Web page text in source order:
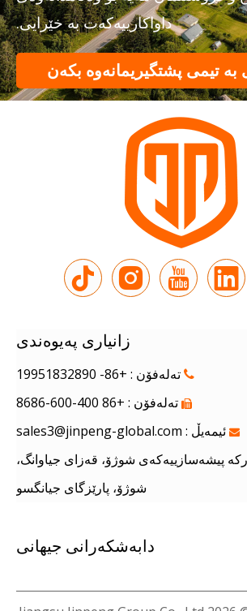
داواکارییەکەت بە خێرایی.
بە تیمی پشتگیریمانەوە بکەن
زانیاری پەیوەندی
 تەلەفۆن : +86- 19951832890
 تەلەفۆن : +86 400-600-8686
 ئیمەیڵ : sales3@jinpeng-global.com
پیشەسازییەکەی شوژۆ، قەزای جیاوانگ،
شوژۆ، پارێزگای جیانگسو
دابەشکەرانی جیهانی